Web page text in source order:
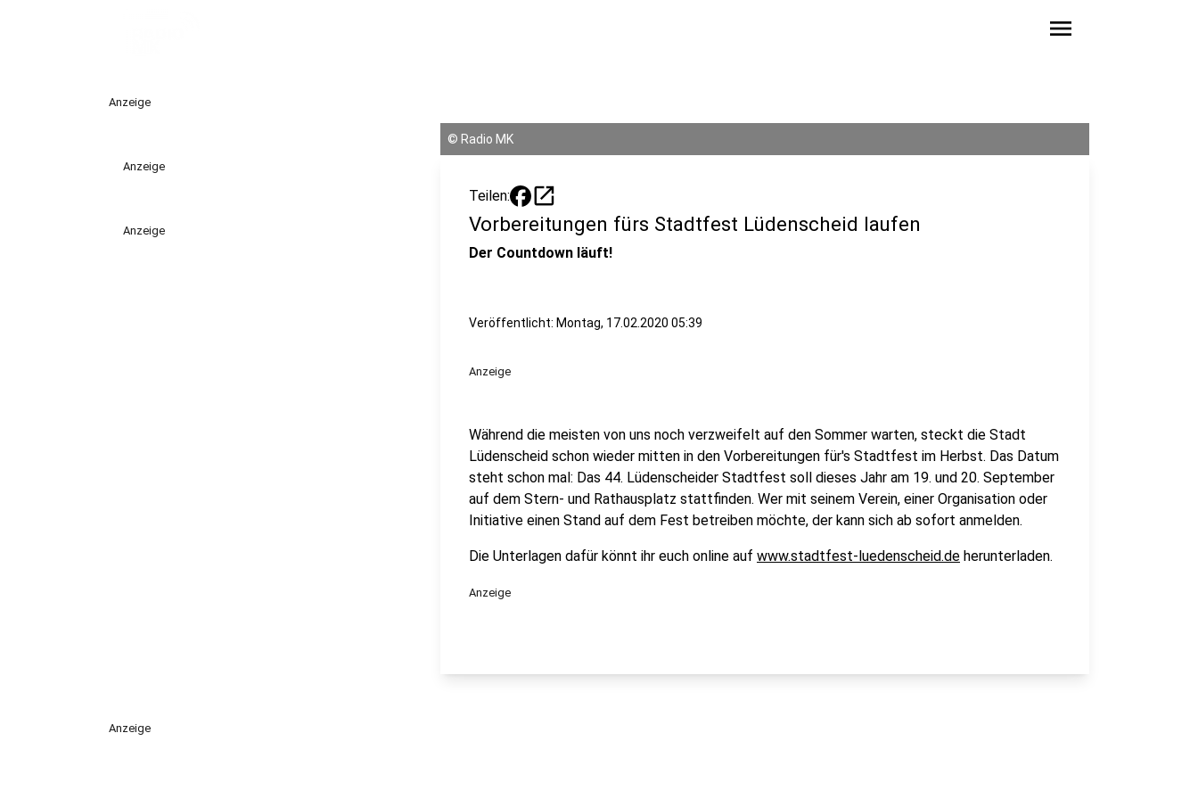
menu
Anzeige
Anzeige
Anzeige
© Radio MK
Teilen: open_in_new
Vorbereitungen fürs Stadtfest Lüdenscheid laufen
Der Countdown läuft!
Veröffentlicht: Montag, 17.02.2020 05:39
Anzeige
Während die meisten von uns noch verzweifelt auf den Sommer warten, steckt die Stadt
Lüdenscheid schon wieder mitten in den Vorbereitungen für's Stadtfest im Herbst. Das Datum
steht schon mal: Das 44. Lüdenscheider Stadtfest soll dieses Jahr am 19. und 20. September
auf dem Stern- und Rathausplatz stattfinden. Wer mit seinem Verein, einer Organisation oder
Initiative einen Stand auf dem Fest betreiben möchte, der kann sich ab sofort anmelden.
Die Unterlagen dafür könnt ihr euch online auf www.stadtfest-luedenscheid.de herunterladen.
Anzeige
Anzeige